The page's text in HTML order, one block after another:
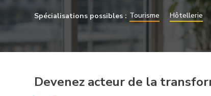
Spécialisations possibles : Tourisme Hôtellerie
Devenez acteur de la